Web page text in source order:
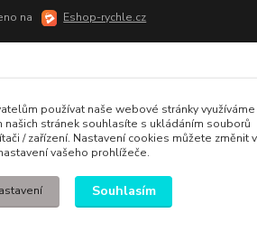
na Eshop-rychle.cz
používat naše webové stránky využíváme
našich stránek souhlasíte s ukládáním souborů
/ zařízení. Nastavení cookies můžete změnit v
vašeho prohlížeče.
Souhlasím